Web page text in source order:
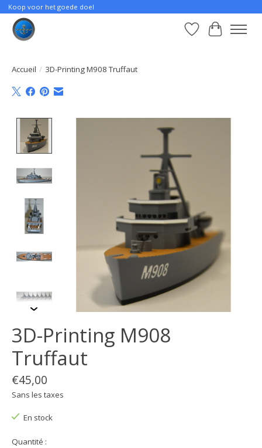
Koop voor het goede doel
Liste dePanier
Accueil / 3D-Printing M908 Truffaut
Product image slideshow Items
3D-Printing M908
Truffaut
€45,00
Sans les taxes
En stock
Quantité :